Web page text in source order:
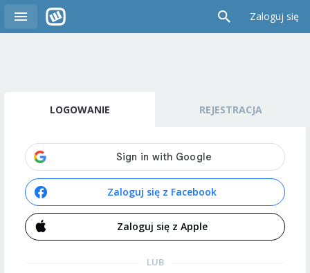
Zaloguj się
LOGOWANIE REJESTRACJA
Zaloguj się z Facebook
Zaloguj się z Apple
LUB